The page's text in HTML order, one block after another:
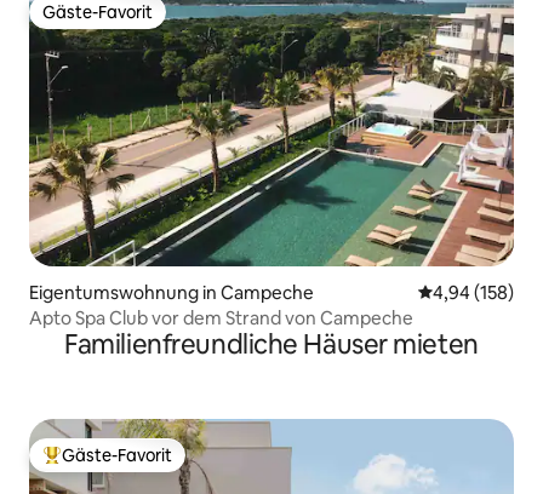
Gäste-Favorit
Gäste-Favorit
Eigentumswohnung in Campeche
4,94 (158)
Apto Spa Club vor dem Strand von Campeche
Familienfreundliche Häuser mieten
Beliebter Gäste-Favorit.
Gäste-Favorit